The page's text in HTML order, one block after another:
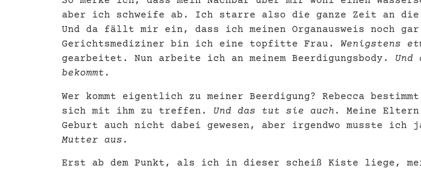
aber ich schweife ab. Ich starre also die ganze Zeit an die
Und da fällt mir ein, dass ich meinen Organausweis noch
Gerichtsmediziner bin ich eine topfitte Frau. Wenigstens
gearbeitet. Nun arbeite ich an meinem Beerdigungsbody.
bekommt.
Wer kommt eigentlich zu meiner Beerdigung? Rebecca
sich mit ihm zu treffen. Und das tut sie auch.
Meine
Geburt auch nicht dabei gewesen, aber irgendwo musste ich
Mutter aus.
Erst ab dem Punkt, als ich in dieser scheiß Kiste liege,